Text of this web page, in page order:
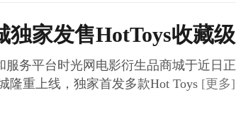
家发售HotToys收藏
平台时光网电影衍生品商城于近日
隆重上线，独家首发多款Hot Toys [更多]